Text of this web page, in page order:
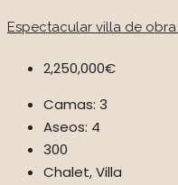
Espectacular villa de
2,250,000€
Camas: 3
Aseos: 4
300
Chalet, Villa